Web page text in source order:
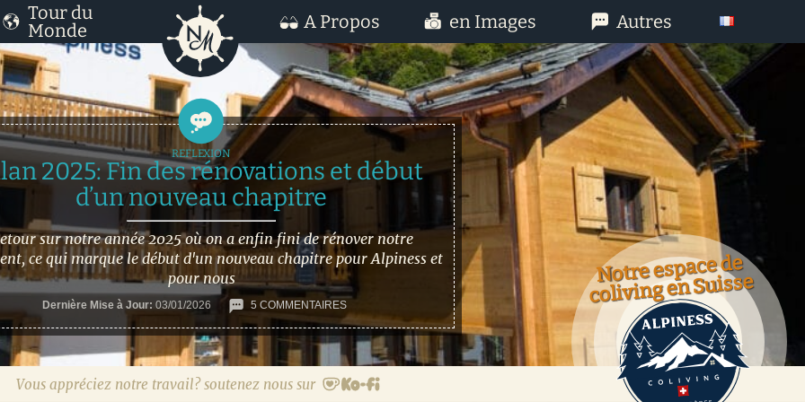
Tour du
Monde
A Propos en Images Autres
Notre espace de
coliving en Suisse
Vous appréciez notre travail? soutenez nous sur
2025: Fin des rénovations et début
d’un nouveau chapitre
sur notre année 2025 où on a enfin fini de rénover notre
ce qui marque le début d'un nouveau chapitre pour Alpiness et
pour nous
Dernière Mise à Jour: 03/01/2026 5 COMMENTAIRES